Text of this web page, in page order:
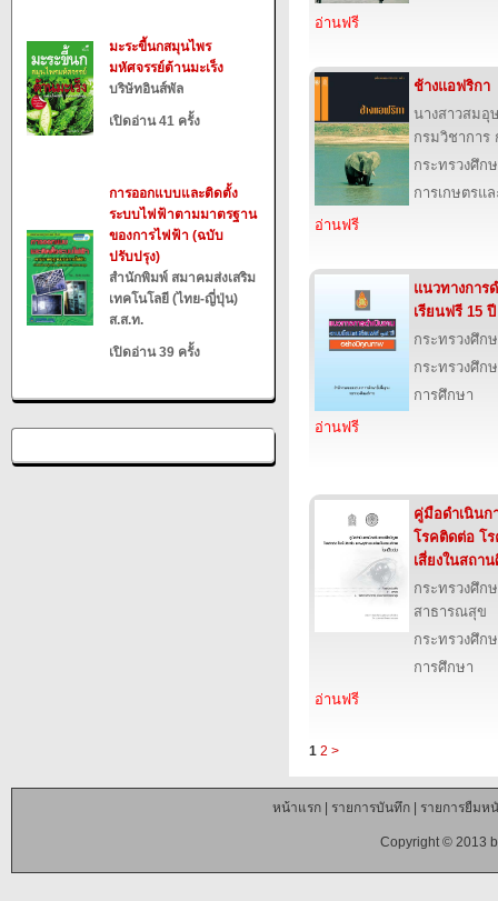
มะระขี้นกสมุนไพร
มหัศจรรย์ต้านมะเร็ง
บริษัทอินส์พัล
เปิดอ่าน 41 ครั้ง
การออกแบบและติดตั้ง
ระบบไฟฟ้าตามมาตรฐาน
ของการไฟฟ้า (ฉบับ
ปรับปรุง)
สำนักพิมพ์ สมาคมส่งเสริม
เทคโนโลยี (ไทย-ญี่ปุ่น)
ส.ส.ท.
เปิดอ่าน 39 ครั้ง
อ่านฟรี
ช้างแอฟริกา
นางสาวสม
กรมวิชาการ
กระทรวงศึก
การเกษตรแ
อ่านฟรี
แนวทางการ
เรียนฟรี 15
กระทรวงศึก
กระทรวงศึก
การศึกษา
อ่านฟรี
คู่มือดำเนินก
โรคติดต่อ โ
เสี่ยงในสถา
กระทรวงศึก
สาธารณสุข
กระทรวงศึก
การศึกษา
อ่านฟรี
1 2 >
หน้าแรก| รายการบันทึก| รายการยืมห
Copyright © 2013